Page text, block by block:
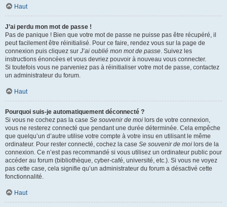
Haut
J’ai perdu mon mot de passe !
Pas de panique ! Bien que votre mot de passe ne puisse pas être récupéré, il
peut facilement être réinitialisé. Pour ce faire, rendez vous sur la page de
connexion puis cliquez sur J’ai oublié mon mot de passe. Suivez les
instructions énoncées et vous devriez pouvoir à nouveau vous connecter.
Si toutefois vous ne parveniez pas à réinitialiser votre mot de passe, contactez
un administrateur du forum.
Haut
Pourquoi suis-je automatiquement déconnecté ?
Si vous ne cochez pas la case Se souvenir de moi lors de votre connexion,
vous ne resterez connecté que pendant une durée déterminée. Cela empêche
que quelqu’un d’autre utilise votre compte à votre insu en utilisant le même
ordinateur. Pour rester connecté, cochez la case Se souvenir de moi lors de la
connexion. Ce n’est pas recommandé si vous utilisez un ordinateur public pour
accéder au forum (bibliothèque, cyber-café, université, etc.). Si vous ne voyez
pas cette case, cela signifie qu’un administrateur du forum a désactivé cette
fonctionnalité.
Haut